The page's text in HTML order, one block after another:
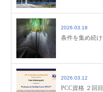
2026.03.18
条件を集め続
2026.03.12
PCC資格 ２回